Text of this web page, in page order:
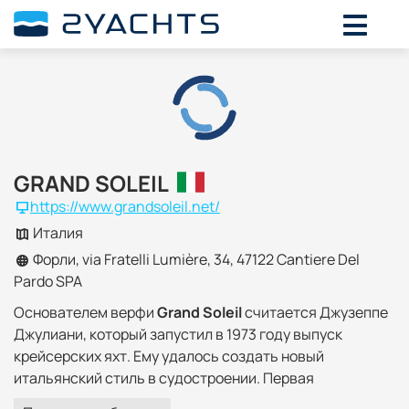
GRAND SOLEIL
https://www.grandsoleil.net/
Италия
Форли, via Fratelli Lumière, 34, 47122 Cantiere Del
Pardo SPA
Основателем верфиGrand Soleilсчитается Джузеппе
Джулиани, который запустил в 1973 году выпуск
крейсерских яхт. Ему удалось создать новый
итальянский стиль в судостроении. Первая